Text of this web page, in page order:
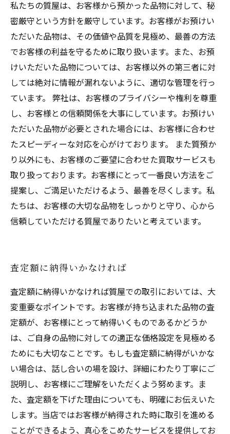
私たちの質屋は、お客様から預かった品物に対して、秘
密厳守という方針を厳守しています。お客様がお預けい
ただいた品物は、その価値や品質を見極め、最善の方法
でお客様の利益を守るために取り扱います。また、お預
けいただいた品物については、お客様以外の第三者に対
しては絶対に情報が漏れないように、適切な管理を行っ
ています。 弊社は、お客様のプライバシーや権利を尊重
し、お客様との信頼関係を大事にしています。お預けい
ただいた品物が必要とされた場合には、お客様に合わせ
たスピーディーな対応を心がけております。 また質預か
り以外にも、お客様のご要望に合わせた買取サービスも
取り扱っております。お客様にとって一番良い方法をご
提案し、ご満足いただけるよう、最善を尽くします。私
たちは、お客様の大切な品物をしっかりと守り、心から
信頼していただける質屋でありたいと考えています。
査定額に納得いかなければ
査定額に納得いかなければ質屋での取引においては、大
変重要なポイントです。お客様が持ち込まれた品物の査
定額が、お客様にとって納得いくものであるかどうか
は、ご自身の品物に対しての適正な価格設定を見極める
ためにも大切なことです。もしも査定額に納得がいかな
い場合は、話し合いの場を設け、詳細にわたり丁寧にご
説明し、お客様にご理解をいただくよう努めます。ま
た、査定額を下げた理由についても、明確にお伝えいた
します。当店ではお客様が納得された時に取引を進める
ことができるよう、真心をこめたサービスを提供してお